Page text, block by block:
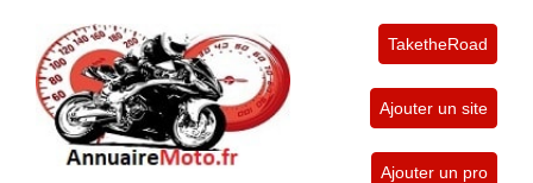
TaketheRoad
Ajouter un site
Ajouter un pro